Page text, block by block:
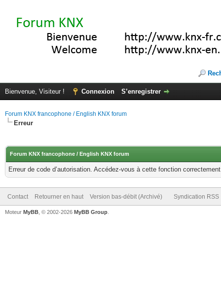
Bienvenue, Visiteur ! Connexion S’enregistrer
Forum KNX francophone / English KNX forum
Erreur
Forum KNX francophone / English KNX forum
Erreur de code d’autorisation. Accédez-vous à cette fonction
Contact Retourner en haut Version bas-débit (Archivé) Syndication RSS
Moteur MyBB , © 2002-2026 MyBB Group